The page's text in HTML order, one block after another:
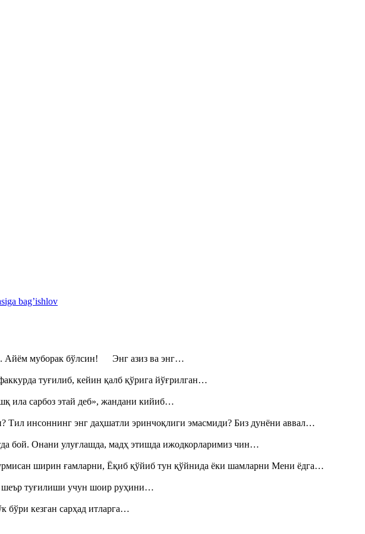
bag’ishlov
Айём муборак бўлсин! Энг азиз ва энг…
туғилиб, кейин қалб қўрига йўғрилган…
ила сарбоз этай деб», жандани кийиб…
Тил инсоннинг энг даҳшатли эринчоқлиги эмасмиди? Биз дунёни аввал…
бой. Онани улуғлашда, мадҳ этишда ижодкорларимиз чин…
ширин ғамларни, Ёқиб қўйиб тун қўйнида ёки шамларни Мени ёдга…
шеър туғилиши учун шоир руҳини…
бўри кезган сарҳад итларга…